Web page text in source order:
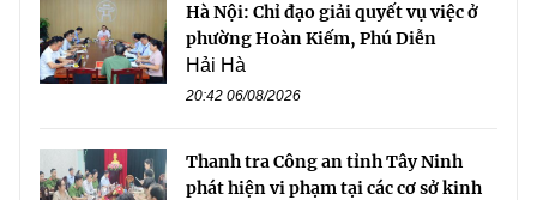
Hà Nội: Chỉ đạo giải quyết vụ việc ở
phường Hoàn Kiếm, Phú Diễn
Hải Hà
20:42 06/08/2026
Thanh tra Công an tỉnh Tây Ninh
phát hiện vi phạm tại các cơ sở kinh